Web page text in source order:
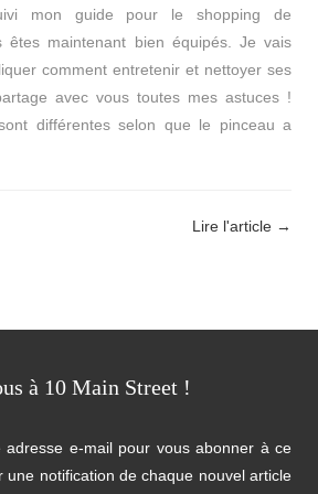
mon guide pour le shopping de
êtes maintenant bien équipés. Je vais
comment entretenir et nettoyer ses
avec vous toutes mes astuces !
différentes selon que le pinceau a
Lire l'article →
à 10 Main Street !
adresse e-mail pour vous abonner à ce
une notification de chaque nouvel article